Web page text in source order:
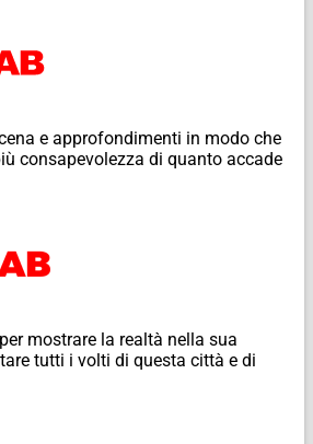
e approfondimenti in modo che
consapevolezza di quanto accade
mostrare la realtà nella sua
tutti i volti di questa città e di